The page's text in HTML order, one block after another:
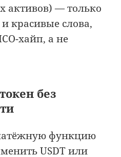
активов) — только
красивые слова,
хайп, а не
без
функцию
USDT или